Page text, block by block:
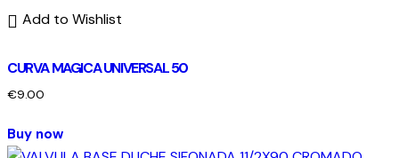
Add to Wishlist
CURVA MAGICA UNIVERSAL 50
€9.00
Buy now